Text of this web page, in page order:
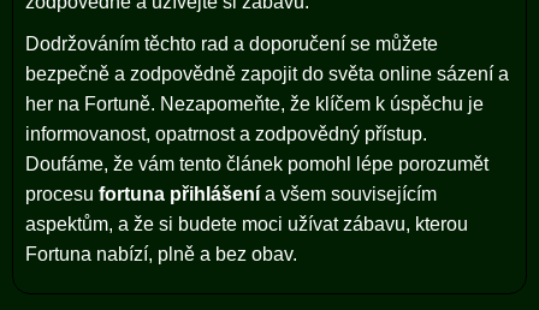
Dodržováním těchto rad a doporučení se můžete
bezpečně a zodpovědně zapojit do světa online sázení a
her na Fortuně. Nezapomeňte, že klíčem k úspěchu je
informovanost, opatrnost a zodpovědný přístup.
Doufáme, že vám tento článek pomohl lépe porozumět
procesu fortuna přihlášení a všem souvisejícím
aspektům, a že si budete moci užívat zábavu, kterou
Fortuna nabízí, plně a bez obav.